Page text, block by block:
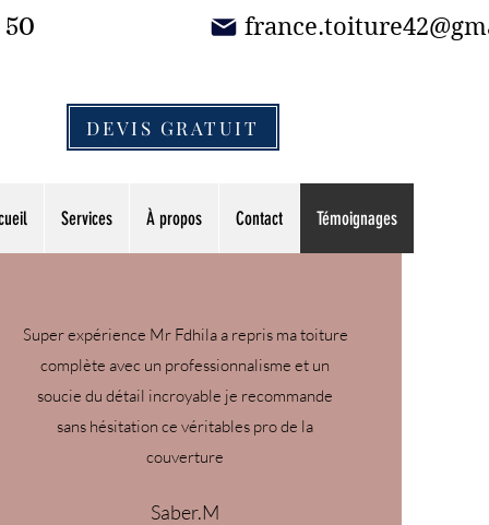
50
DEVIS GRATUIT
Services À propos Contact Témoignages
Super expérience Mr Fdhila a repris ma toiture
complète avec un professionnalisme et un
soucie du détail incroyable je recommande
sans hésitation ce véritables pro de la
couverture
Saber.M